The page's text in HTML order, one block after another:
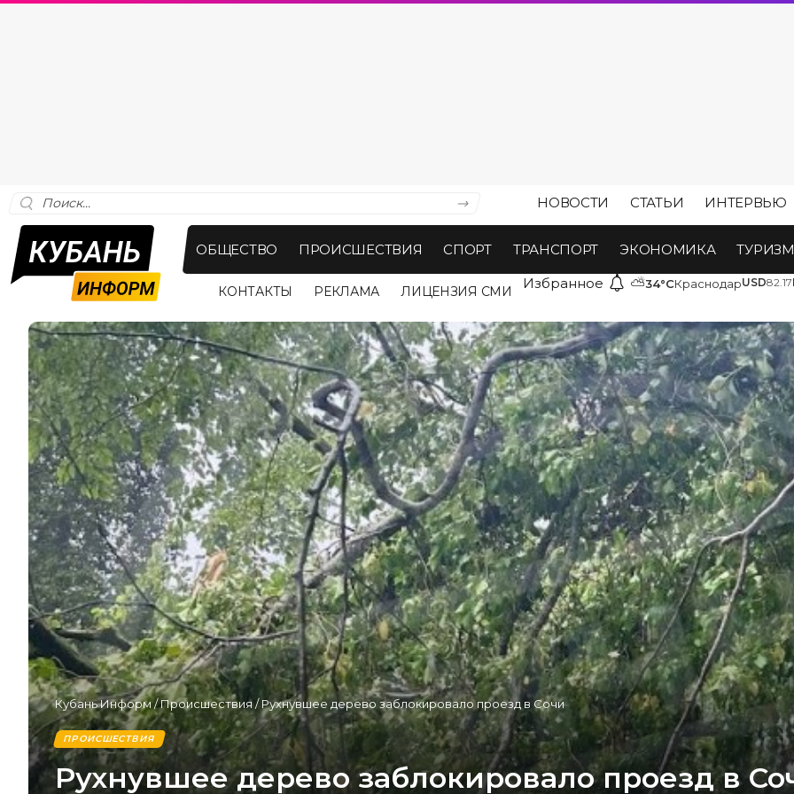
НОВОСТИ СТАТЬИ ИНТЕРВЬЮ
ОБЩЕСТВО ПРОИСШЕСТВИЯ СПОРТ ТРАНСПОРТ ЭКОНОМИКА ТУРИЗМ
КОНТАКТЫ РЕКЛАМА ЛИЦЕНЗИЯ СМИ Избранное ⛅34°CКраснодарUSD82.17
Кубань Информ/Происшествия/Рухнувшее дерево заблокировало проезд в Сочи
ПРОИСШЕСТВИЯ
Рухнувшее дерево заблокировало проезд в